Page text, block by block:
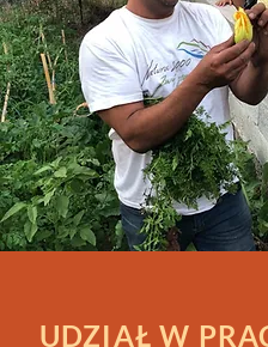
UDZIAŁ W